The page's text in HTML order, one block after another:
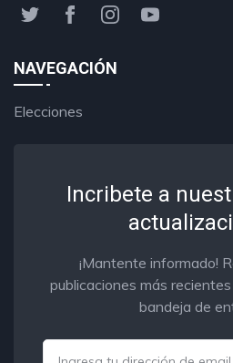
NAVEGACIÓN
Elecciones
Incribete a
¡Mantente informado!
publicaciones más
bandeja de